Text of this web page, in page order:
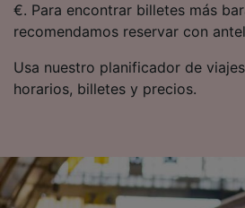
€. Para encontrar billetes más
recomendamos reservar con
Usa nuestro planificador de
horarios, billetes y precios.